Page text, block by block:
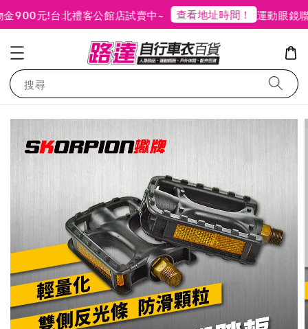
900元!台北禮客公館店試賣中~ 查看地址時間！ 運動眼鏡聯
搜尋